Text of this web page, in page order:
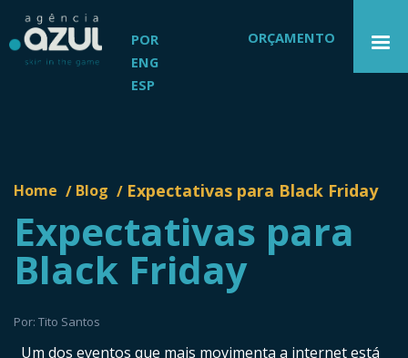
POR
ENG
ESP
ORÇAMENTO
Home / Blog / Expectativas para Black Friday
Expectativas para
Black Friday
Por: Tito Santos
Um dos eventos que mais movimenta a internet está